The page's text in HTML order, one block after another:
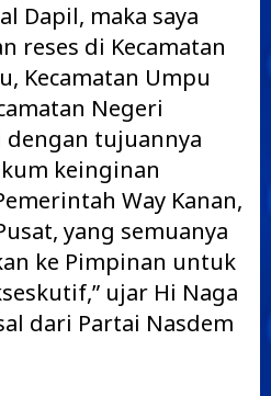
Dapil, maka saya
reses di Kecamatan
Kecamatan Umpu
Negeri
dengan tujuannya
keinginan
Way Kanan,
yang semuanya
ke Pimpinan untuk
ujar Hi Naga
dari Partai Nasdem